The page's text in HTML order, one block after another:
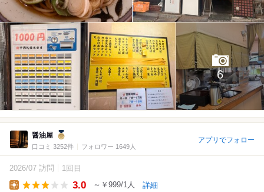
6
醤油屋
口コミ 3252件 フォロワー 1649人
アプリでフォロー
2026/07 訪問 1回目
3.0 ～￥999/1人 詳細